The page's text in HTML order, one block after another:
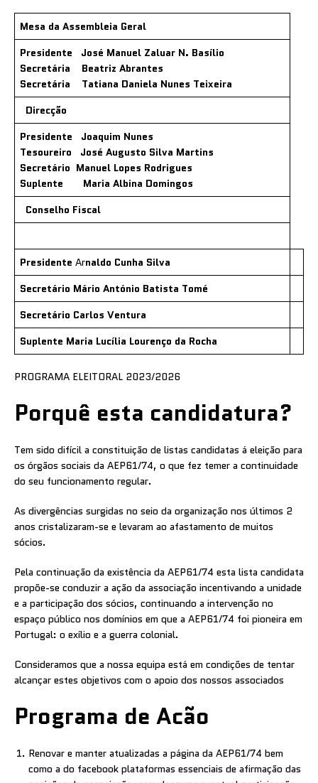
Mesa da Assembleia Geral
Presidente José Manuel Zaluar N. Basílio
Secretária Beatriz Abrantes
Secretária Tatiana Daniela Nunes Teixeira
Direcção
Presidente Joaquim Nunes
Tesoureiro José Augusto Silva Martins
Secretário Manuel Lopes Rodrigues
Suplente Maria Albina Domingos
Conselho Fiscal
Presidente Arnaldo Cunha Silva
Secretário Mário António Batista Tomé
Secretário Carlos Ventura
Suplente Maria Lucília Lourenço da Rocha
PROGRAMA ELEITORAL 2023/2026
Porquê esta candidatura?
Tem sido difícil a constituição de listas candidatas á eleição para
os órgãos sociais da AEP61/74, o que fez temer a continuidade
do seu funcionamento regular.
As divergências surgidas no seio da organização nos últimos 2
anos cristalizaram-se e levaram ao afastamento de muitos
sócios.
Pela continuação da existência da AEP61/74 esta lista candidata
propõe-se conduzir a ação da associação incentivando a unidade
e a participação dos sócios, continuando a intervenção no
espaço público nos domínios em que a AEP61/74 foi pioneira em
Portugal: o exílio e a guerra colonial.
Consideramos que a nossa equipa está em condições de tentar
alcançar estes objetivos com o apoio dos nossos associados
Programa de Acão
Renovar e manter atualizadas a página da AEP61/74 bem
como a do facebook plataformas essenciais de afirmação das